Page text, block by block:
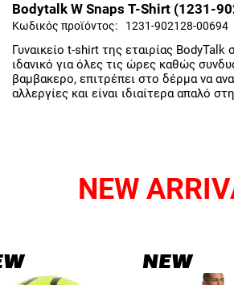
Bodytalk W Snaps T-Shirt (1231-
Κωδικός προϊόντος: 1231-902128-00694
Γυναικείο t-shirt της εταιρίας
ιδανικό για όλες τις ώρες καθώς
βαμβακερο, επιτρέπει στο δέρμα να
αλλεργίες και είναι ιδιαίτερα απαλό
NEW
NEW